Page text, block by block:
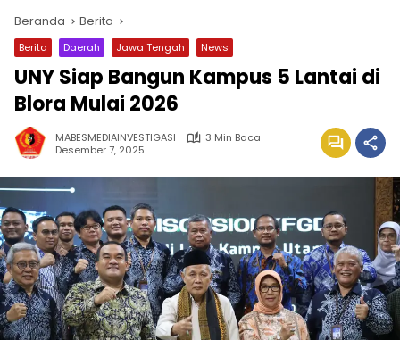
Beranda Berita
Berita Daerah Jawa Tengah News
UNY Siap Bangun Kampus 5 Lantai di
Blora Mulai 2026
MABESMEDIAINVESTIGASI
3 Min Baca
Desember 7, 2025